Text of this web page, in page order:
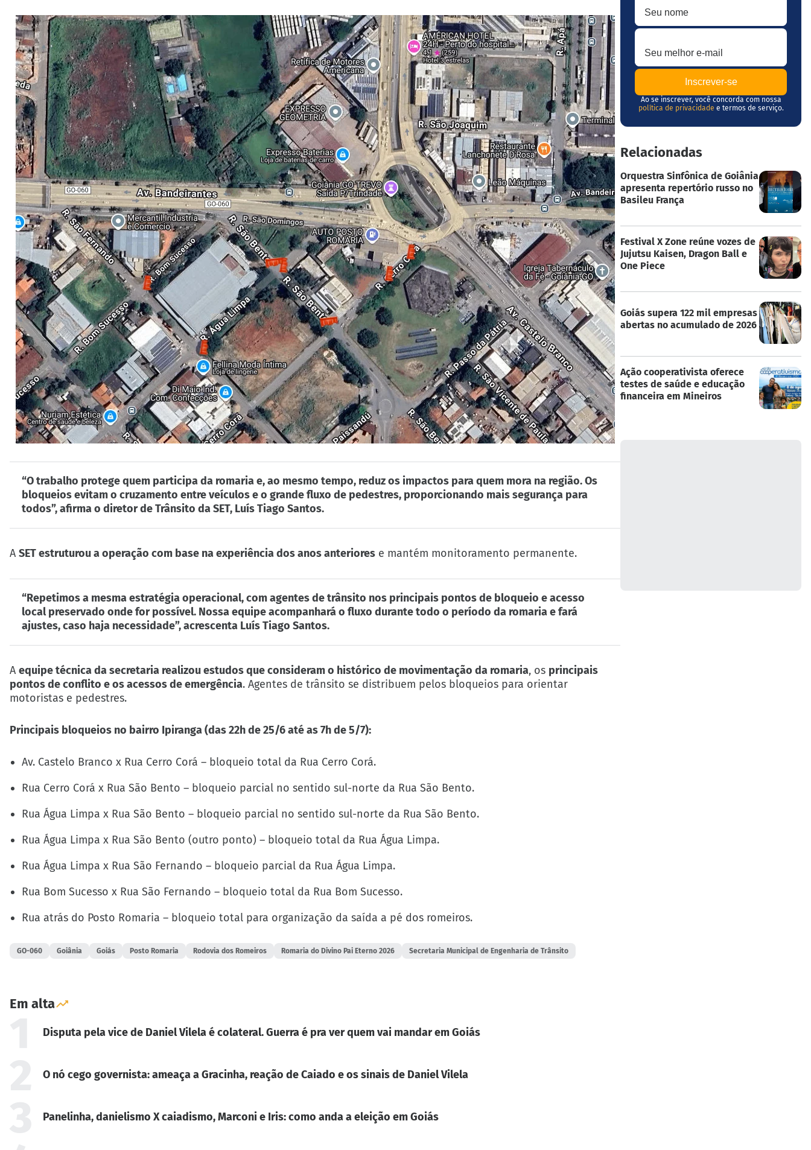
“O trabalho protege quem participa da romaria e, ao mesmo tempo, reduz os impactos para quem mora na região. Os
bloqueios evitam o cruzamento entre veículos e o grande fluxo de pedestres, proporcionando mais segurança para
todos”, afirma o diretor de Trânsito da SET, Luís Tiago Santos.
A SET estruturou a operação com base na experiência dos anos anteriores e mantém monitoramento permanente.
“Repetimos a mesma estratégia operacional, com agentes de trânsito nos principais pontos de bloqueio e acesso
local preservado onde for possível. Nossa equipe acompanhará o fluxo durante todo o período da romaria e fará
ajustes, caso haja necessidade”, acrescenta Luís Tiago Santos.
A equipe técnica da secretaria realizou estudos que consideram o histórico de movimentação da romaria, os principais
pontos de conflito e os acessos de emergência. Agentes de trânsito se distribuem pelos bloqueios para orientar
motoristas e pedestres.
Principais bloqueios no bairro Ipiranga (das 22h de 25/6 até as 7h de 5/7):
Av. Castelo Branco x Rua Cerro Corá – bloqueio total da Rua Cerro Corá.
Rua Cerro Corá x Rua São Bento – bloqueio parcial no sentido sul-norte da Rua São Bento.
Rua Água Limpa x Rua São Bento – bloqueio parcial no sentido sul-norte da Rua São Bento.
Rua Água Limpa x Rua São Bento (outro ponto) – bloqueio total da Rua Água Limpa.
Rua Água Limpa x Rua São Fernando – bloqueio parcial da Rua Água Limpa.
Rua Bom Sucesso x Rua São Fernando – bloqueio total da Rua Bom Sucesso.
Rua atrás do Posto Romaria – bloqueio total para organização da saída a pé dos romeiros.
GO-060 Goiânia Goiás Posto Romaria Rodovia dos Romeiros Romaria do Divino Pai Eterno 2026 Secretaria Municipal de Engenharia de Trânsito
Em alta
Disputa pela vice de Daniel Vilela é colateral. Guerra é pra ver quem vai mandar em Goiás
O nó cego governista: ameaça a Gracinha, reação de Caiado e os sinais de Daniel Vilela
Panelinha, danielismo X caiadismo, Marconi e Iris: como anda a eleição em Goiás
Seu melhor e-mail
Ao se inscrever, você concorda com nossa
política de privacidade e termos de serviço.
Relacionadas
Orquestra Sinfônica de Goiânia
apresenta repertório russo no
Basileu França
Festival X Zone reúne vozes de
Jujutsu Kaisen, Dragon Ball e
One Piece
Goiás supera 122 mil empresas
abertas no acumulado de 2026
Ação cooperativista oferece
testes de saúde e educação
financeira em Mineiros